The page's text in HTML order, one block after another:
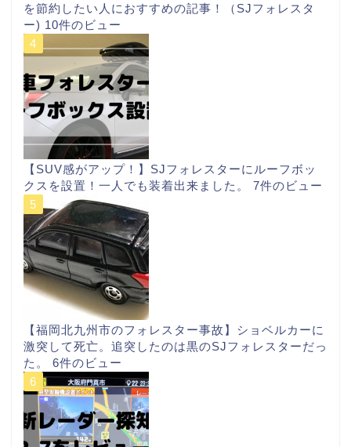
を節約したい人におすすめの記事！（SJフォレスタ
ー) 10件のビュー
【SUV感がアップ！】SJフォレスターにルーフボッ
クスを設置！一人でも装着出来ました。 7件のビュー
【福岡北九州市のフォレスター事故】ショベルカーに
激突して死亡。追突したのは黒のSJフォレスターだっ
た。 6件のビュー